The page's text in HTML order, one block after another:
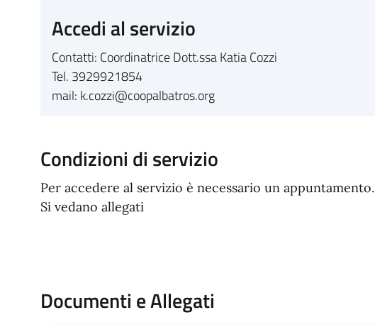
Accedi al servizio
Contatti: Coordinatrice Dott.ssa Katia Cozzi
Tel. 3929921854
mail: k.cozzi@coopalbatros.org
Condizioni di servizio
Per accedere al servizio è necessario un appuntamento.
Si vedano allegati
Documenti e Allegati